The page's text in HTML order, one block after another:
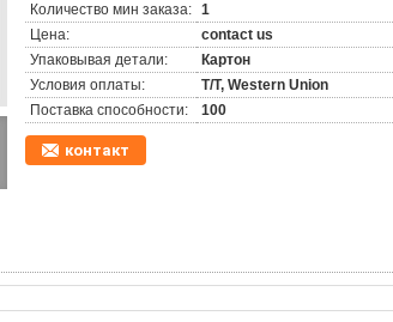
Количество мин заказа: 1
Цена:
contact us
Упаковывая детали:
Картон
Условия оплаты:
T/T, Western Union
Поставка способности:
100
контакт